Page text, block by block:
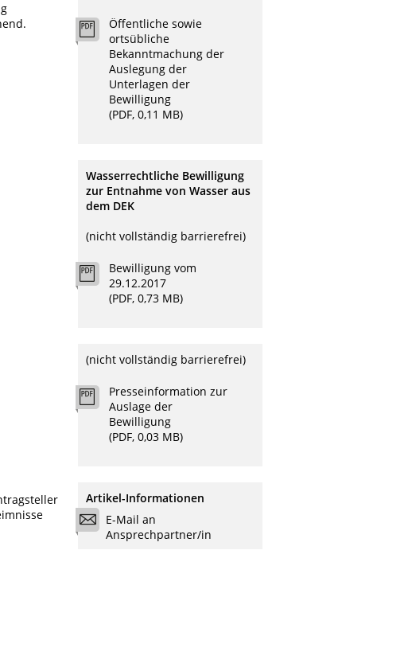
Öffentliche sowie
ortsübliche
Bekanntmachung der
Auslegung der
Unterlagen der
Bewilligung
(PDF, 0,11 MB)
Wasserrechtliche Bewilligung
zur Entnahme von Wasser aus
dem DEK
(nicht vollständig barrierefrei)
Bewilligung vom
29.12.2017
(PDF, 0,73 MB)
(nicht vollständig barrierefrei)
Presseinformation zur
Auslage der
Bewilligung
(PDF, 0,03 MB)
Artikel-Informationen
E-Mail an
Ansprechpartner/in